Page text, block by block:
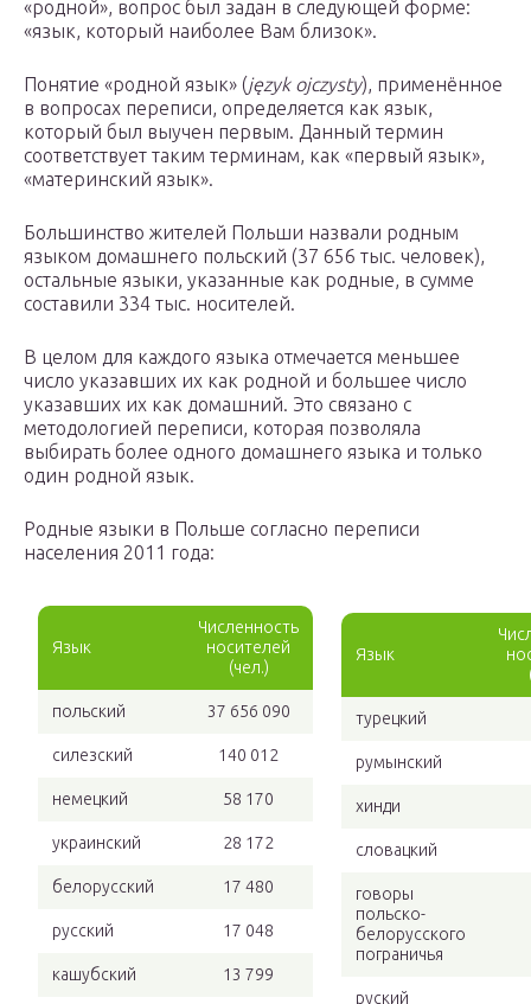
«родной», вопрос был задан в следующей форме:
«язык, который наиболее Вам близок».
Понятие «родной язык» (język ojczysty), применённое
в вопросах переписи, определяется как язык,
который был выучен первым. Данный термин
соответствует таким терминам, как «первый язык»,
«материнский язык».
Большинство жителей Польши назвали родным
языком домашнего польский (37 656 тыс. человек),
остальные языки, указанные как родные, в сумме
составили 334 тыс. носителей.
В целом для каждого языка отмечается меньшее
число указавших их как родной и большее число
указавших их как домашний. Это связано с
методологией переписи, которая позволяла
выбирать более одного домашнего языка и только
один родной язык.
Родные языки в Польше согласно переписи
населения 2011 года:
Язык
Численность
носителей
(чел.)
польский 37 656 090
силезский 140 012
немецкий 58 170
украинский 28 172
белорусский 17 480
русский 17 048
кашубский 13 799
Язык
турецкий
румынский
хинди
словацкий
говоры
польско-
белорусского
пограничья
руский